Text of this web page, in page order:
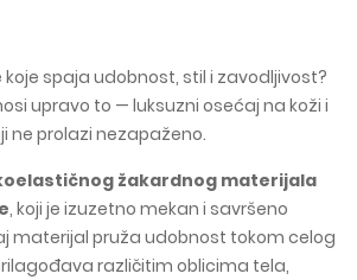
spaja udobnost, stil i zavodljivost?
upravo to — luksuzni osećaj na koži i
ne prolazi nezapaženo.
žakardnog materijala
, koji je izuzetno mekan i savršeno
materijal pruža udobnost tokom celog
različitim oblicima tela,